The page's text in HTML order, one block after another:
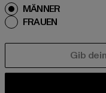
MÄNNER
FRAUEN